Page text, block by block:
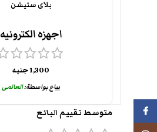
بلاى ستيشن
اجهزه الكترونيه
1,300جنيه
يباع بواسطة:العالمى
متوسط تقييم البائعفيسبوك